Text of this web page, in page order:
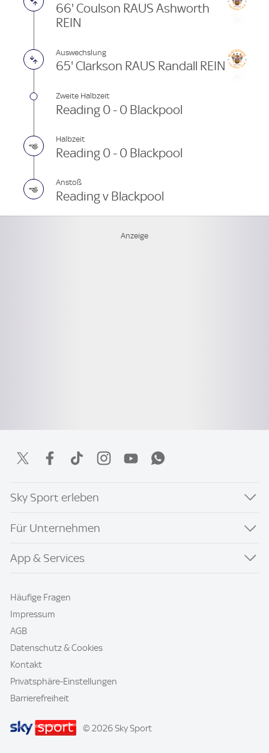
66' Coulson RAUS Ashworth
REIN
Auswechslung
65' Clarkson RAUS Randall REIN
Zweite Halbzeit
Reading 0 - 0 Blackpool
Halbzeit
Reading 0 - 0 Blackpool
Anstoß
Reading v Blackpool
Sky Sport erleben
Für Unternehmen
App & Services
Häufige Fragen
Impressum
AGB
Datenschutz & Cookies
Kontakt
Privatsphäre-Einstellungen
Barrierefreiheit
© 2026 Sky Sport